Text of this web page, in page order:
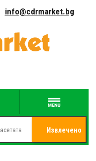
info@cdrmarket.bg
Извлечено